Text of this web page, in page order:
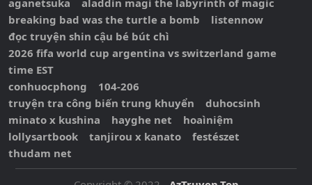
breaking bad was the turtle a bomb
listennow
đọc truyện shin cậu bé bút chì
2026 fifa world cup argentina vs switzerland game
time EST
conhuocphong
104-206
truyện tra công biến trung khuyển
duhocsinh
minato x kushina
hayghe net
hoaìniệm
lollysartbook
tanjirou x kanato
festészet
thudam net